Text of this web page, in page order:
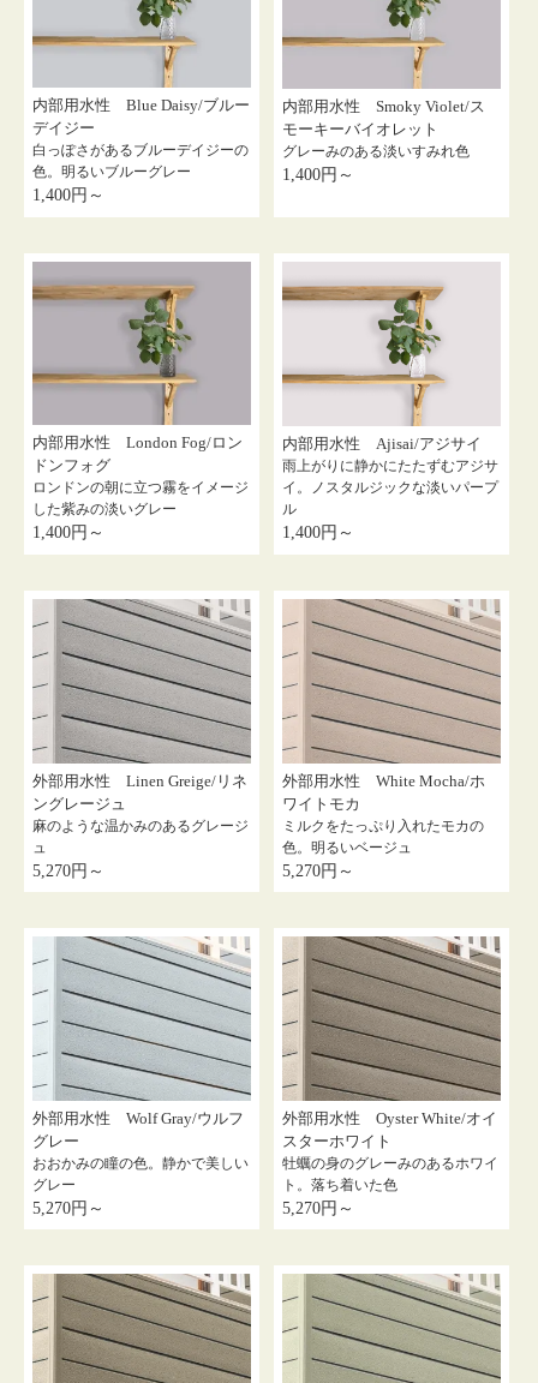
内部用水性 Blue Daisy/ブルー
デイジー
白っぽさがあるブルーデイジーの
色。明るいブルーグレー
1,400円～
内部用水性 Smoky Violet/ス
モーキーバイオレット
グレーみのある淡いすみれ色
1,400円～
内部用水性 London Fog/ロン
ドンフォグ
ロンドンの朝に立つ霧をイメージ
した紫みの淡いグレー
1,400円～
内部用水性 Ajisai/アジサイ
雨上がりに静かにたたずむアジサ
イ。ノスタルジックな淡いパープ
ル
1,400円～
外部用水性 Linen Greige/リネ
ングレージュ
麻のような温かみのあるグレージ
ュ
5,270円～
外部用水性 White Mocha/ホ
ワイトモカ
ミルクをたっぷり入れたモカの
色。明るいベージュ
5,270円～
外部用水性 Wolf Gray/ウルフ
グレー
おおかみの瞳の色。静かで美しい
グレー
5,270円～
外部用水性 Oyster White/オイ
スターホワイト
牡蠣の身のグレーみのあるホワイ
ト。落ち着いた色
5,270円～